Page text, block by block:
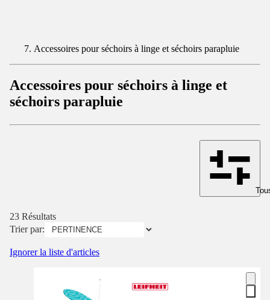
Accessoires pour séchoirs à linge et séchoirs parapluie
Accessoires pour séchoirs à linge et
séchoirs parapluie
23 Résultats
Trier par:
Ignorer la liste d'articles